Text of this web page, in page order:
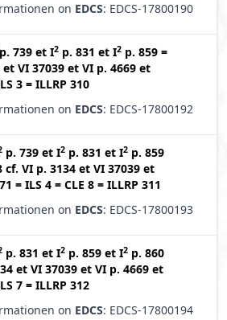
on EDCS: EDCS-17800190
p. 739 et I2 p. 831 et I2 p. 859 =
et VI 37039 et VI p. 4669 et
3 = ILLRP 310
on EDCS: EDCS-17800192
p. 739 et I2 p. 831 et I2 p. 859
cf. VI p. 3134 et VI 37039 et
= ILS 4 = CLE 8 = ILLRP 311
on EDCS: EDCS-17800193
p. 831 et I2 p. 859 et I2 p. 860
et VI 37039 et VI p. 4669 et
7 = ILLRP 312
on EDCS: EDCS-17800194